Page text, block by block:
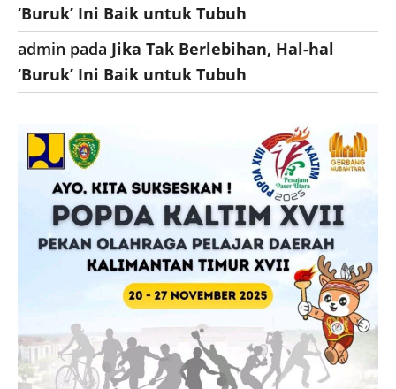
‘Buruk’ Ini Baik untuk Tubuh
admin pada Jika Tak Berlebihan, Hal-hal
‘Buruk’ Ini Baik untuk Tubuh